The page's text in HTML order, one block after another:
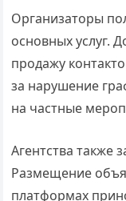
Организаторы
основных услуг.
продажу
за нарушение
на частные
Агентства также
Размещение
платформах